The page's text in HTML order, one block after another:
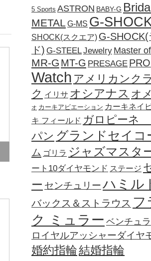
5 Sports ASTRON BABY-G
METAL G-MS G-
SHOCK(スクエア) G-SHOCK(
ド) G-STEELJewelry Master
MR-G MT-G PRESAGE
Watch アメリカンク
ク イリサ オシアナス オ
オ カーキアビエーション カーキネイ
キ フィールド ガロピーネ
パン グランドセイコ
ム ゴリラ ジャズマスタ
ート10ダイヤモンド ステージ
ー センチュリーハミル
バックス＆ストラウス フ
ク ミュラー ベンチュラ
ロイヤルアッシャーダイヤ
婚約指輪結婚指輪